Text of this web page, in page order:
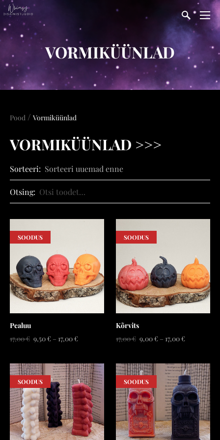
VORMIKÜÜNLAD
Pood / Vormiküünlad
VORMIKÜÜNLAD >>>
Sorteeri:
Otsing:
SOODUS
Pealuu
17,00 € 9,50 € – 17,00 €
SOODUS
Kõrvits
17,00 € 9,00 € – 17,00 €
SOODUS SOODUS